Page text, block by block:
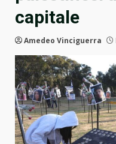
capitale
Amedeo Vinciguerra